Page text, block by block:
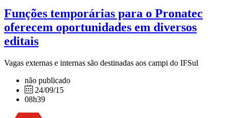
Funções temporárias para o Pronatec
oferecem oportunidades em diversos
editais
Vagas externas e internas são destinadas aos campi do IFSul
não publicado
24/09/15
08h39